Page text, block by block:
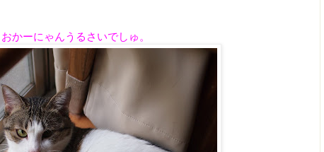
おかーにゃんうるさいでしゅ。